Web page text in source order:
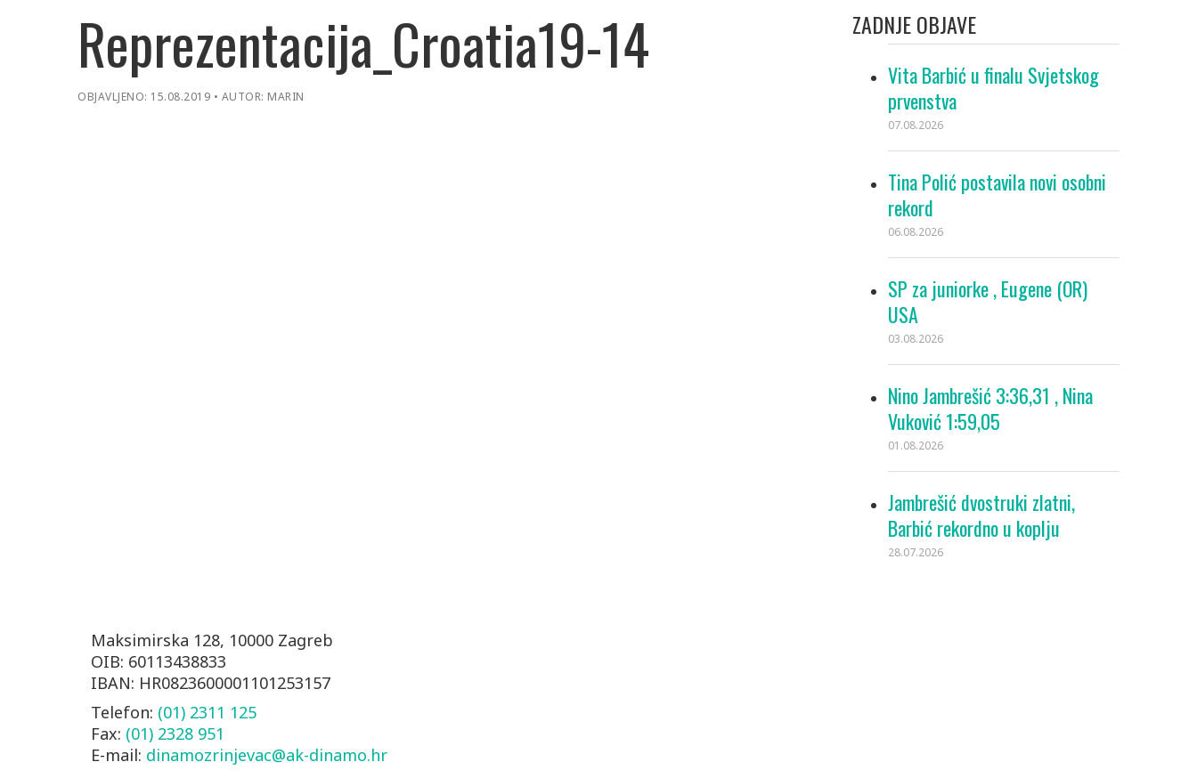
Reprezentacija_Croatia19-14
OBJAVLJENO: 15.08.2019 AUTOR: MARIN
ZADNJE OBJAVE
Vita Barbić u finalu Svjetskog
prvenstva
07.08.2026
Tina Polić postavila novi osobni
rekord
06.08.2026
SP za juniorke , Eugene (OR)
USA
03.08.2026
Nino Jambrešić 3:36,31 , Nina
Vuković 1:59,05
01.08.2026
Jambrešić dvostruki zlatni,
Barbić rekordno u koplju
28.07.2026
Maksimirska 128, 10000 Zagreb
OIB: 60113438833
IBAN: HR0823600001101253157
Telefon: (01) 2311 125
Fax: (01) 2328 951
E-mail: dinamozrinjevac@ak-dinamo.hr